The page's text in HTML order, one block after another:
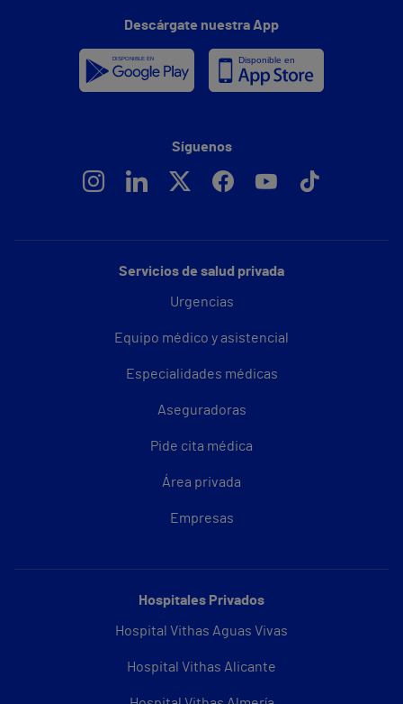
Servicios de salud privada
Urgencias
Equipo médico y asistencial
Especialidades médicas
Aseguradoras
Pide cita médica
Área privada
Empresas
Hospitales Privados
Hospital Vithas Aguas Vivas
Hospital Vithas Alicante
Descárgate nuestra App
Síguenos